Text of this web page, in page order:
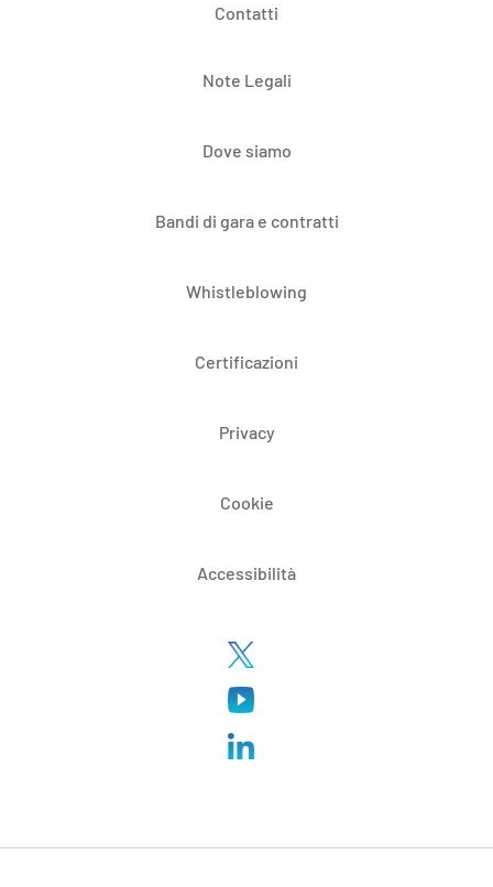
Contatti
Note Legali
Dove siamo
Bandi di gara e contratti
Whistleblowing
Certificazioni
Privacy
Cookie
Accessibilità